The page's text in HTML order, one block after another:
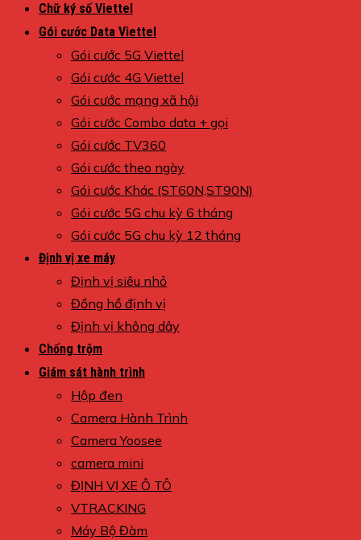
Chữ ký số Viettel
Gói cước Data Viettel
Gói cước 5G Viettel
Gói cước 4G Viettel
Gói cước mạng xã hội
Gói cước Combo data + gọi
Gói cước TV360
Gói cước theo ngày
Gói cước Khác (ST60N,ST90N)
Gói cước 5G chu kỳ 6 tháng
Gói cước 5G chu kỳ 12 tháng
Định vị xe máy
Định vị siêu nhỏ
Đồng hồ định vị
Định vị không dây
Chống trộm
Giám sát hành trình
Hộp đen
Camera Hành Trình
Camera Yoosee
camera mini
ĐỊNH VỊ XE Ô TÔ
VTRACKING
Máy Bộ Đàm